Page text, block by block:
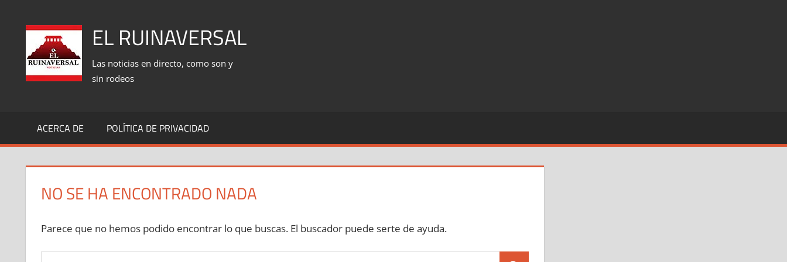
contenido
EL RUINAVERSAL
Las noticias en directo, como son y
sin rodeos
ACERCA DE POLÍTICA DE PRIVACIDAD
NO SE HA ENCONTRADO NADA
Parece que no hemos podido encontrar lo que buscas. El buscador puede serte de ayuda.